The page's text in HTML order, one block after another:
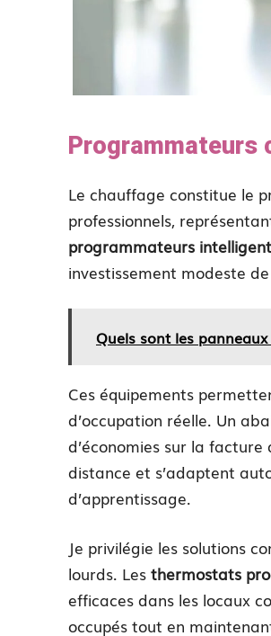
Programmateurs
Le chauffage constitue le
professionnels,
programmateurs
investissement modeste
Quels sont les
Ces équipements
d’occupation réelle. Un
d’économies sur la
distance et s’adaptent
d’apprentissage.
Je privilégie les solutions
lourds. Les thermostats
efficaces dans les locaux
occupés tout en